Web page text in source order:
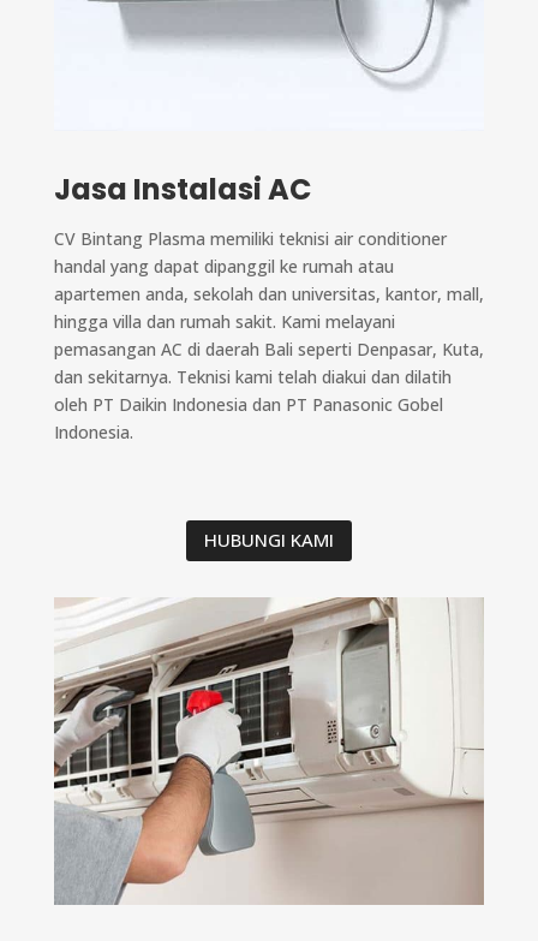
Jasa Instalasi AC
CV Bintang Plasma memiliki teknisi air conditioner
handal yang dapat dipanggil ke rumah atau
apartemen anda, sekolah dan universitas, kantor, mall,
hingga villa dan rumah sakit. Kami melayani
pemasangan AC di daerah Bali seperti Denpasar, Kuta,
dan sekitarnya. Teknisi kami telah diakui dan dilatih
oleh PT Daikin Indonesia dan PT Panasonic Gobel
Indonesia.
HUBUNGI KAMI